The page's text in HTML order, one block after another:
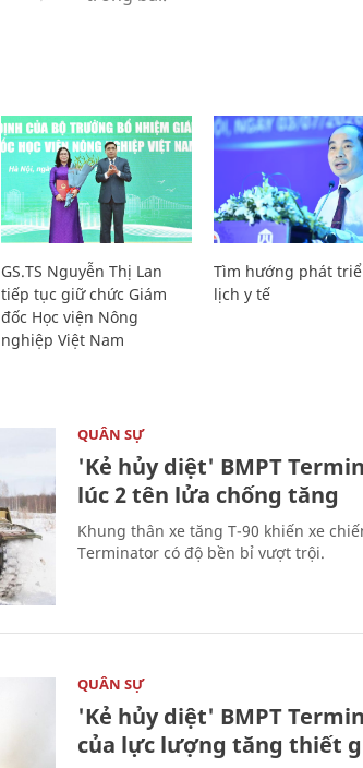
GS.TS Nguyễn Thị Lan
tiếp tục giữ chức Giám
đốc Học viện Nông
nghiệp Việt Nam
Tìm hướng phát
lịch y tế
QUÂN SỰ
'Kẻ hủy diệt' BMPT
lúc 2 tên lửa chống tăng
Khung thân xe tăng T-90 khiến xe
Terminator có độ bền bỉ vượt trội.
QUÂN SỰ
'Kẻ hủy diệt' BMPT
của lực lượng tăng thiết